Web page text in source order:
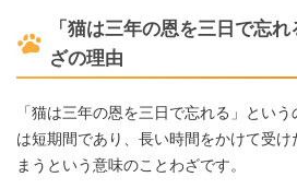
「猫は三年の恩を三日で忘
ざの理由
「猫は三年の恩を三日で忘れる」とい
は短期間であり、長い時間をかけて受
まうという意味のことわざです。